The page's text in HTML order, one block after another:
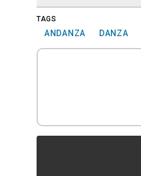
TAGS
ANDANZA DANZA